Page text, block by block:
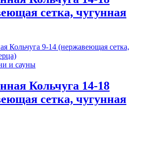
сетка, чугунная
и сауны
Кольчуга 14-18
сетка, чугунная